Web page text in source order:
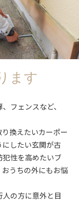
ます
フェンスなど、
換えたいカーポー
にしたい玄関が古
犯性を高めたいブ
うちの外にもお悩
の方に意外と目